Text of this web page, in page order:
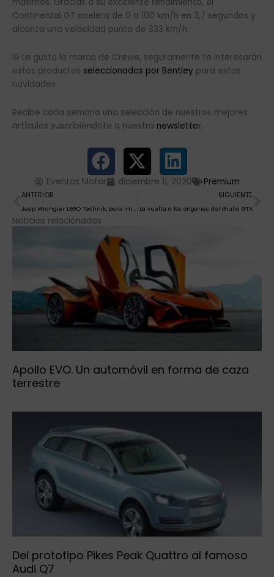
Continental GT acelera de 0 a 100 km/h en 3,7 segundos y
alcanza una velocidad punta de 333 km/h.
Si te gusta la marca de Crewe, seguramente te interesarán
estos productos seleccionados por Bentley para estas
navidades
Recibe cada semana una selección de nuestros mejores
artículos suscribiéndote a nuestra newsletter.
Eventos Motor diciembre 11, 2020 Premium
Ant
ANTERIOR
Jeep Wrangler LEGO Technik, para imaginar excitantes aventuras en cualquier terreno
SIGUIENTE
La vuelta a los orígenes del Giulia GTA
Noticias relacionadas
Apollo EVO. Un automóvil en forma de caza
terrestre
Del prototipo Pikes Peak Quattro al famoso
Audi Q7